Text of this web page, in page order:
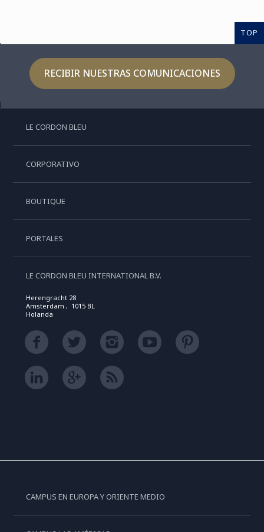
TOP
RECIBIR NUESTRAS COMUNICACIONES
LE CORDON BLEU
CORPORATIVO
BOUTIQUE
PORTALES
LE CORDON BLEU INTERNATIONAL B.V.
Herengracht 28
Amsterdam , 1015 BL
Holanda
CAMPUS EN EUROPA Y ORIENTE MEDIO